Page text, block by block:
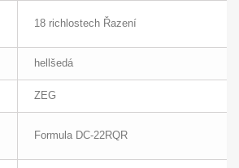
18 richlostech Řazení
hellšedá
ZEG
Formula DC-22RQR